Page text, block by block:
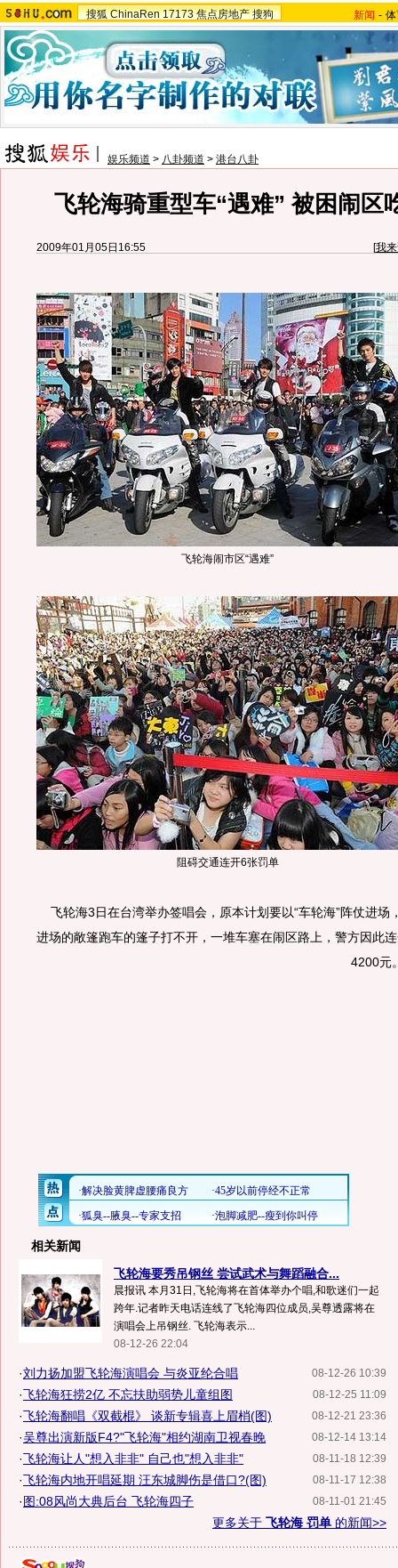
搜狐 ChinaRen 17173 焦点房地产 搜狗 新闻 -
娱乐频道 > 八卦频道 > 港台八卦
飞轮海骑重型车“遇难” 被困闹区
2009年01月05日16:55 [我
飞轮海闹市区“遇难”
阻碍交通连开6张罚单
飞轮海3日在台湾举办签唱会，原本计划要以“车轮海”阵仗进场
进场的敞篷跑车的篷子打不开，一堆车塞在闹区路上，警方因此
4200元
相关新闻
飞轮海要秀吊钢丝 尝试武术与舞蹈融合...
晨报讯 本月31日,飞轮海将在首体举办个唱,和歌迷们一起
跨年.记者昨天电话连线了飞轮海四位成员,吴尊透露将在
演唱会上吊钢丝. 飞轮海表示...
08-12-26 22:04
08-12-26 10:39
·刘力扬加盟飞轮海演唱会 与炎亚纶合唱
08-12-25 11:09
·飞轮海狂捞2亿 不忘扶助弱势儿童组图
08-12-21 23:36
·飞轮海翻唱《双截棍》 谈新专辑喜上眉梢(图)
08-12-14 13:14
·吴尊出演新版F4?"飞轮海"相约湖南卫视春晚
08-11-18 12:39
·飞轮海让人"想入非非" 自己也"想入非非"
08-11-17 12:38
·飞轮海内地开唱延期 汪东城脚伤是借口?(图)
08-11-01 21:45
·图:08风尚大典后台 飞轮海四子
更多关于 飞轮海 罚单 的新闻>>